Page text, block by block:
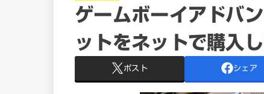
ゲームボーイアドバ
ットをネットで購入
ポスト シェア